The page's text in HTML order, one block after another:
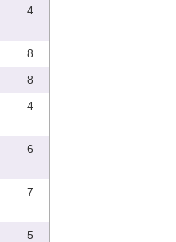
4
8
8
4
6
7
5